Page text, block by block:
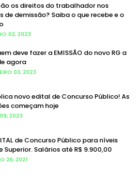
os direitos do trabalhador nos
de demissão? Saiba o que recebe e o
02, 2023
deve fazer a EMISSÃO do novo RG a
agora
03, 2023
novo edital de Concurso Público! As
começam hoje
2023
de Concurso Público para níveis
Superior. Salários até R$ 9.900,00
26, 2021